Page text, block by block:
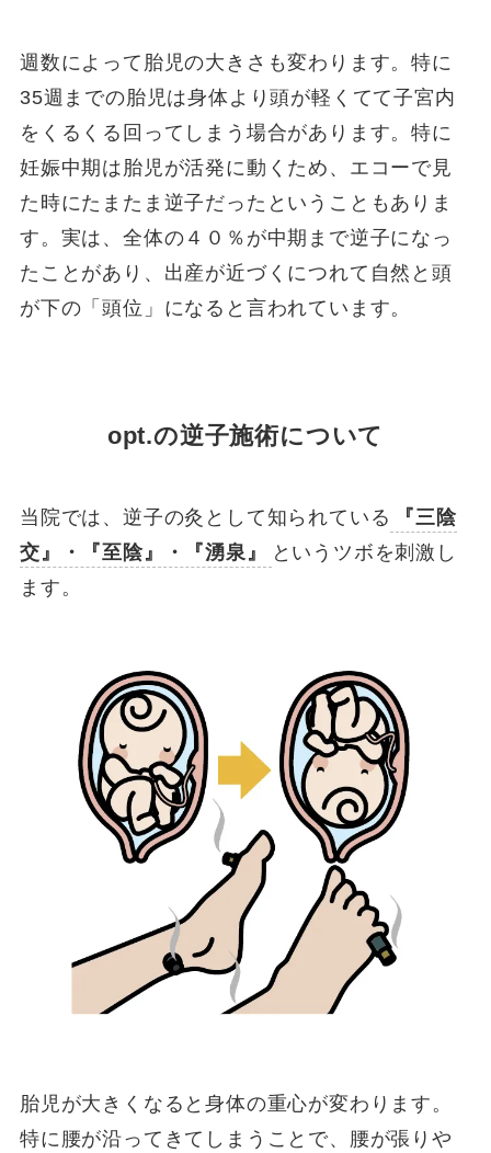
週数によって胎児の大きさも変わります。特に
35週までの胎児は身体より頭が軽くてて子宮内
をくるくる回ってしまう場合があります。特に
妊娠中期は胎児が活発に動くため、エコーで見
た時にたまたま逆子だったということもありま
す。実は、全体の４０％が中期まで逆子になっ
たことがあり、出産が近づくにつれて自然と頭
が下の「頭位」になると言われています。
opt.の逆子施術について
当院では、逆子の灸として知られている
『三陰
交』・『至陰』・『湧泉』
というツボを刺激し
ます。
胎児が大きくなると身体の重心が変わります。
特に腰が沿ってきてしまうことで、腰が張りや